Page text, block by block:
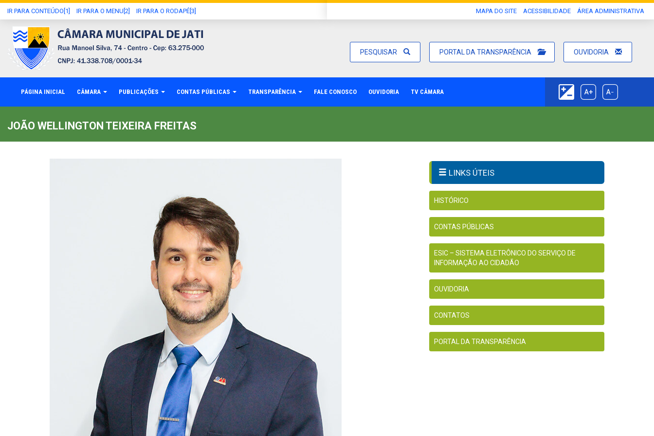
IR PARA CONTEÚDO[1] IR PARA O MENU[2] IR PARA O RODAPÉ[3] MAPA DO SITE ACESSIBILIDADE ÁREA ADMINISTRATIVA
PESQUISAR PORTAL DA TRANSPARÊNCIA OUVIDORIA
PÁGINA INICIAL CÂMARA PUBLICAÇÕES CONTAS PÚBLICAS TRANSPARÊNCIA FALE CONOSCO OUVIDORIA TV CÂMARA
JOÃO WELLINGTON TEIXEIRA FREITAS
LINKS ÚTEIS
HISTÓRICO
CONTAS PÚBLICAS
ESIC – SISTEMA ELETRÔNICO DO SERVIÇO DE
INFORMAÇÃO AO CIDADÃO
OUVIDORIA
CONTATOS
PORTAL DA TRANSPARÊNCIA